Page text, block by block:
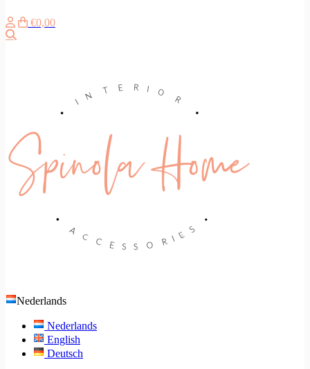
€0,00
Nederlands
Nederlands
English
Deutsch